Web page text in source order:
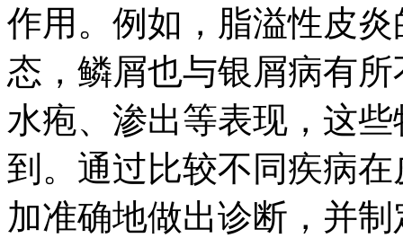
作用。例如，脂溢性皮
态，鳞屑也与银屑病有
水疱、渗出等表现，这
到。通过比较不同疾病
加准确地做出诊断，并